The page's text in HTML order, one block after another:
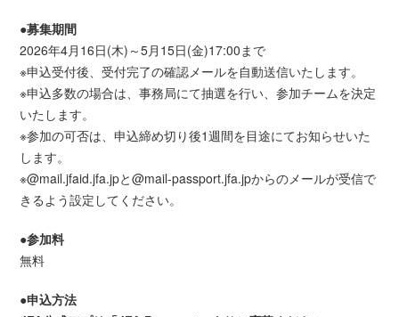
●募集期間
2026年4月16日(木)～5月15日(金)17:00まで
※申込受付後、受付完了の確認メールを自動送信いたします。
※申込多数の場合は、事務局にて抽選を行い、参加チームを決定
いたします。
※参加の可否は、申込締め切り後1週間を目途にてお知らせいた
します。
※@mail.jfaid.jfa.jpと@mail-passport.jfa.jpからのメールが受信で
きるよう設定してください。
●参加料
無料
●申込方法